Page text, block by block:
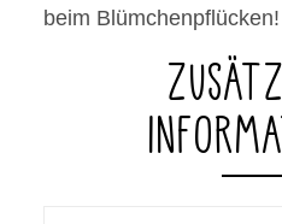
beim Blümchenpflücken!